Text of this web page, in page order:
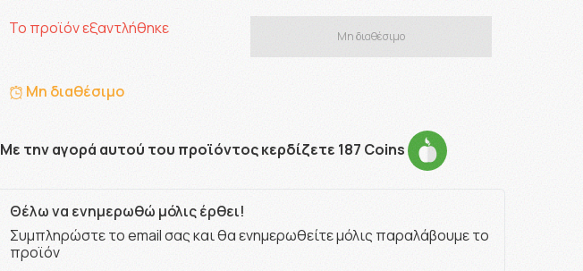
Το προϊόν εξαντλήθηκε Μη διαθέσιμο
Μη διαθέσιμο
Με την αγορά αυτού του προϊόντος κερδίζετε 187 Coins
Θέλω να ενημερωθώ μόλις έρθει!
Συμπληρώστε το email σας και θα ενημερωθείτε μόλις παραλάβουμε το
προϊόν